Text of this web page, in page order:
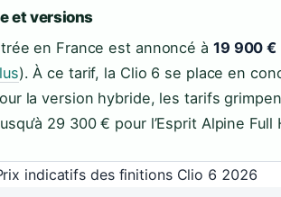
et versions
en France est annoncé à 19 900 €
). À ce tarif, la Clio 6 se place en
la version hybride, les tarifs
29 300 € pour l’Esprit Alpine Full
indicatifs des finitions Clio 6 2026